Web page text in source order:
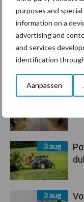
purposes and
information on a
advertising and
and services
identification
Aanpassen
Primaire
Sidebar
Recent
5 aug
5 aug
3 aug
3 aug